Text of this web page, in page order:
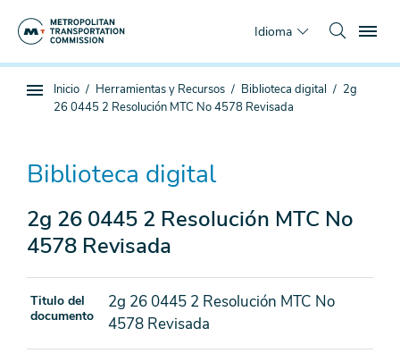
Idioma
Navegación
Estás
aquí
Inicio Herramientas y Recursos Biblioteca digital
2g
26 0445 2 Resolución MTC No 4578 Revisada
Biblioteca digital
2g 26 0445 2 Resolución MTC No
4578 Revisada
Titulo del
documento
2g 26 0445 2 Resolución MTC No
4578 Revisada